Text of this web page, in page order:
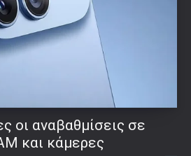
οι αναβαθμίσεις σε
και κάμερες